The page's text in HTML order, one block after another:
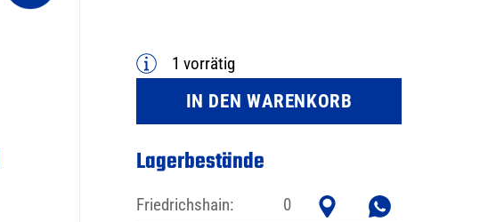
1 vorrätig
IN DEN WARENKORB
Lagerbestände
Friedrichshain:
0